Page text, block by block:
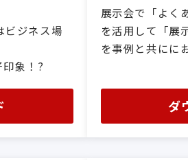
ビジネス場
象！?
展示会で「よく
を活用して「展
を事例と共にに
ダ